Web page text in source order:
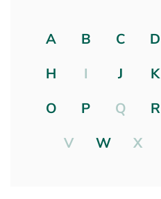
A B C D
H
I J K
O
P Q R
V
W X